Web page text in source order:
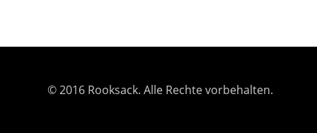
© 2016 Rooksack. Alle Rechte vorbehalten.